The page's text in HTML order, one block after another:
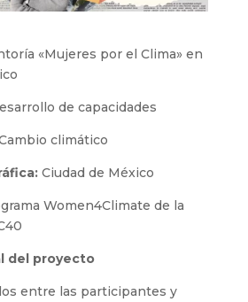
«Mujeres por el Clima» en
de capacidades
climático
Ciudad de México
Women4Climate de la
del proyecto
entre las participantes y